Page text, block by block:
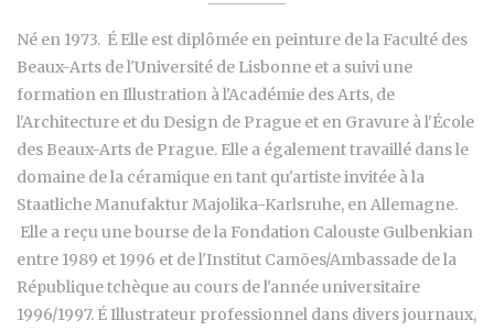
Né en 1973. É Elle est diplômée en peinture de la Faculté des
Beaux-Arts de l'Université de Lisbonne et a suivi une
formation en Illustration à l'Académie des Arts, de
l'Architecture et du Design de Prague et en Gravure à l'École
des Beaux-Arts de Prague. Elle a également travaillé dans le
domaine de la céramique en tant qu'artiste invitée à la
Staatliche Manufaktur Majolika-Karlsruhe, en Allemagne.
Elle a reçu une bourse de la Fondation Calouste Gulbenkian
entre 1989 et 1996 et de l'Institut Camões/Ambassade de la
République tchèque au cours de l'année universitaire
1996/1997. É Illustrateur professionnel dans divers journaux,